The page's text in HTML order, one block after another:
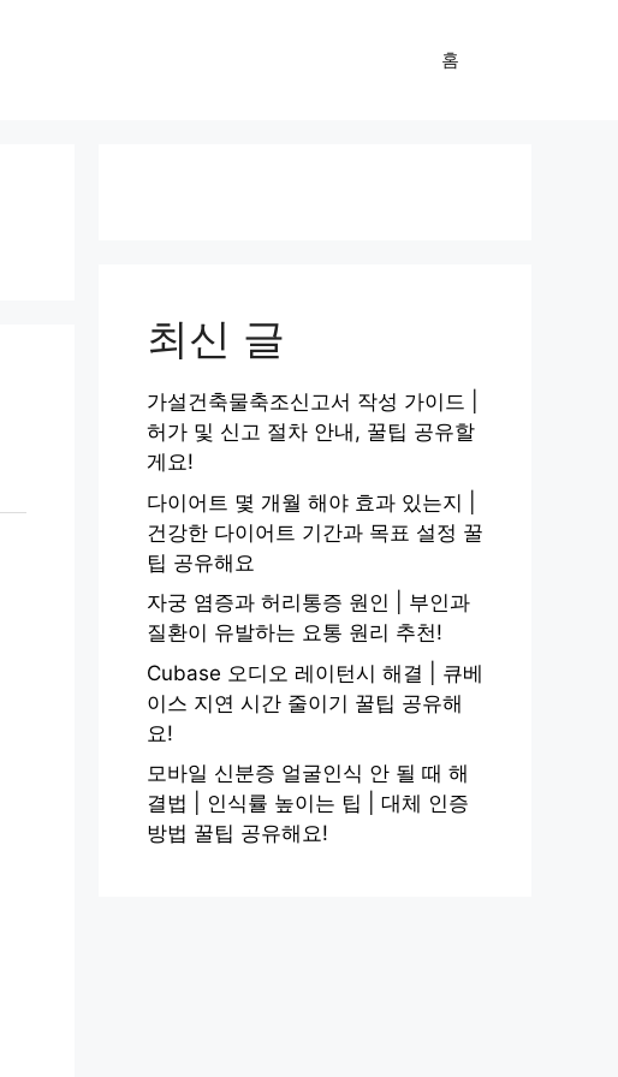
홈
최신 글
가설건축물축조신고서 작성 가이드 |
허가 및 신고 절차 안내, 꿀팁 공유할
게요!
다이어트 몇 개월 해야 효과 있는지 |
건강한 다이어트 기간과 목표 설정 꿀
팁 공유해요
자궁 염증과 허리통증 원인 | 부인과
질환이 유발하는 요통 원리 추천!
Cubase 오디오 레이턴시 해결 | 큐베
이스 지연 시간 줄이기 꿀팁 공유해
요!
모바일 신분증 얼굴인식 안 될 때 해
결법 | 인식률 높이는 팁 | 대체 인증
방법 꿀팁 공유해요!